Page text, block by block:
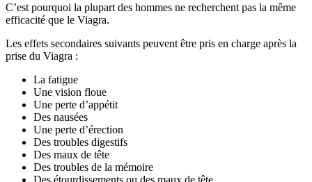
C’est pourquoi la plupart des hommes ne recherchent pas la même
efficacité que le Viagra.
Les effets secondaires suivants peuvent être pris en charge après la
prise du Viagra :
La fatigue
Une vision floue
Une perte d’appétit
Des nausées
Une perte d’érection
Des troubles digestifs
Des maux de tête
Des troubles de la mémoire
Des étourdissements ou des maux de tête